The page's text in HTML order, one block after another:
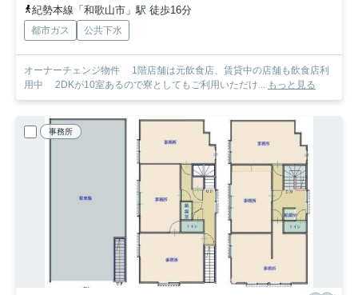
紀勢本線「和歌山市」駅 徒歩16分
都市ガス 公共下水
オーナーチェンジ物件 1階店舗は元飲食店、賃貸中の店舗も飲食店利
用中 2DKが10室あるので寮としてもご利用いただけ... もっと見る
事務所